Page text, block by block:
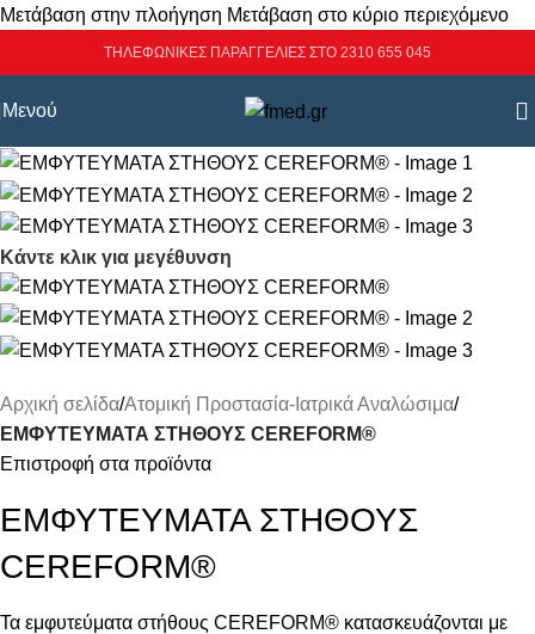
Μετάβαση στην πλοήγηση Μετάβαση στο κύριο περιεχόμενο
ΤΗΛΕΦΩΝΙΚΕΣ ΠΑΡΑΓΓΕΛΙΕΣ ΣΤΟ 2310 655 045
Μενού
Κάντε κλικ για μεγέθυνση
Αρχική σελίδα/Ατομική Προστασία-Ιατρικά Αναλώσιμα/
ΕΜΦΥΤΕΥΜΑΤΑ ΣΤΗΘΟΥΣ CEREFORM®
Επιστροφή στα προϊόντα
ΕΜΦΥΤΕΥΜΑΤΑ ΣΤΗΘΟΥΣ
CEREFORM®
Τα εμφυτεύματα στήθους CEREFORM® κατασκευάζονται με